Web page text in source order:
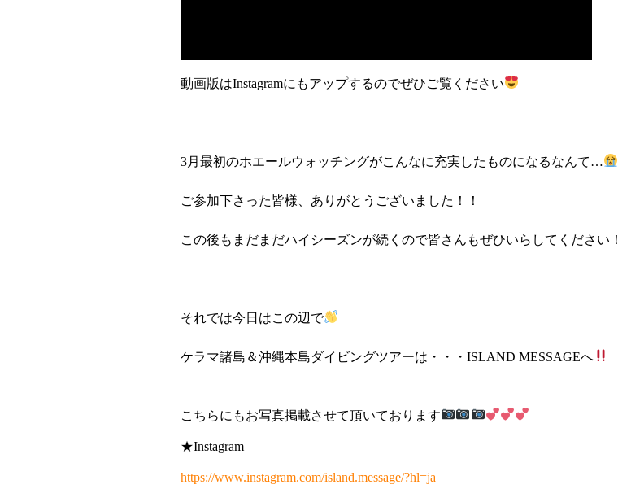
動画版はInstagramにもアップするのでぜひご覧ください
3月最初のホエールウォッチングがこんなに充実したものになるなんて…
ご参加下さった皆様、ありがとうございました！！
この後もまだまだハイシーズンが続くので皆さんもぜひいらしてください！
それでは今日はこの辺で
ケラマ諸島＆沖縄本島ダイビングツアーは・・・ISLAND MESSAGEへ
こちらにもお写真掲載させて頂いております
★Instagram
https://www.instagram.com/island.message/?hl=ja